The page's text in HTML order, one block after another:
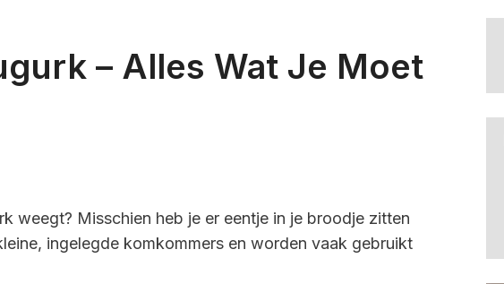
– Alles Wat Je Moet
weegt? Misschien heb je er eentje in je broodje zitten
ingelegde komkommers en worden vaak gebruikt